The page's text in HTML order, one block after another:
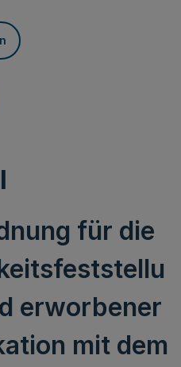
I
für die
erworbener
mit dem